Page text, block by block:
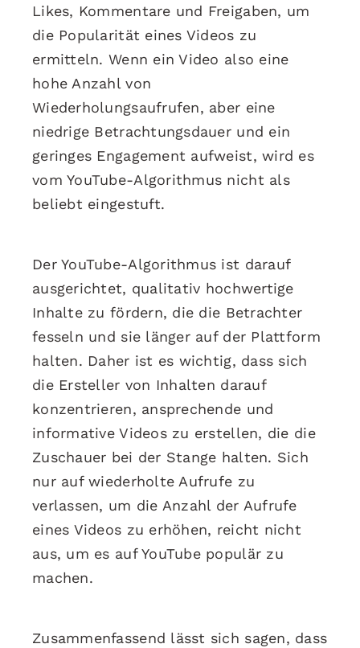
Likes, Kommentare und Freigaben, um
die Popularität eines Videos zu
ermitteln. Wenn ein Video also eine
hohe Anzahl von
Wiederholungsaufrufen, aber eine
niedrige Betrachtungsdauer und ein
geringes Engagement aufweist, wird es
vom YouTube-Algorithmus nicht als
beliebt eingestuft.
Der YouTube-Algorithmus ist darauf
ausgerichtet, qualitativ hochwertige
Inhalte zu fördern, die die Betrachter
fesseln und sie länger auf der Plattform
halten. Daher ist es wichtig, dass sich
die Ersteller von Inhalten darauf
konzentrieren, ansprechende und
informative Videos zu erstellen, die die
Zuschauer bei der Stange halten. Sich
nur auf wiederholte Aufrufe zu
verlassen, um die Anzahl der Aufrufe
eines Videos zu erhöhen, reicht nicht
aus, um es auf YouTube populär zu
machen.
Zusammenfassend lässt sich sagen, dass